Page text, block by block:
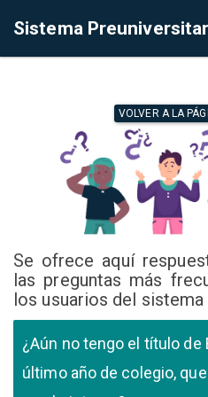
Sistema
VOLVER A LA
Se ofrece aquí
las preguntas más
los usuarios del
¿Aún no tengo el título de
último año de colegio,